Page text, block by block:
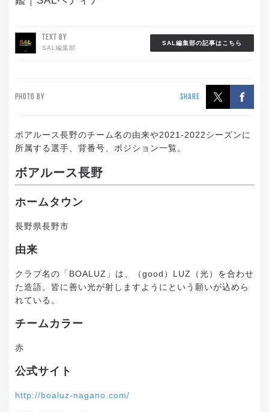
TEXT BY
SAL編集部
SAL編集部の記事はこちら
PHOTO BY SHARE
ボアルース長野のチーム名の由来や2021-2022シーズンに
所属する選手、背番号、ポジション一覧。
ボアルース長野
ホームタウン
長野県長野市
由来
クラブ名の「BOALUZ」は、（good）LUZ（光）を合わせ
た造語。皆に善い光が射しますようにという願いが込めら
れている。
チームカラー
赤
公式サイト
http://boaluz-nagano.com/